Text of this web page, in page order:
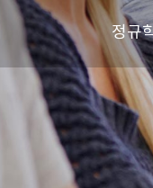
정규
스마
전기
회계